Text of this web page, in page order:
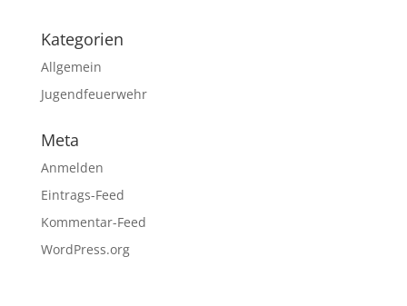
Kategorien
Allgemein
Jugendfeuerwehr
Meta
Anmelden
Eintrags-Feed
Kommentar-Feed
WordPress.org